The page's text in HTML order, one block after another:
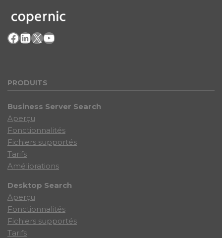
Facebook
LinkedIn
X YouTube
PRODUITS
Business Server Search
Aperçu
Fonctionnalités
Fichiers supportés
Tarifs
Améliorations
Desktop Search
Aperçu
Fonctionnalités
Fichiers supportés
Tarifs